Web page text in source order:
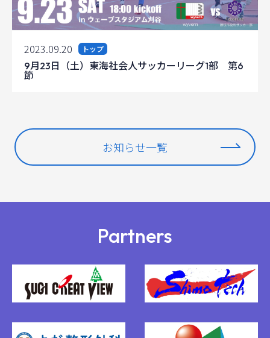
2023.09.20 トップ
9月23日（土）東海社会人サッカーリーグ1部 第6
節
お知らせ一覧
Partners